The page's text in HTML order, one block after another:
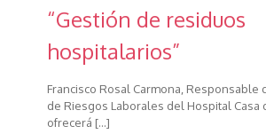
“Gestión de residuos
hospitalarios”
Francisco Rosal Carmona, Responsable
de Riesgos Laborales del Hospital Casa
ofrecerá […]